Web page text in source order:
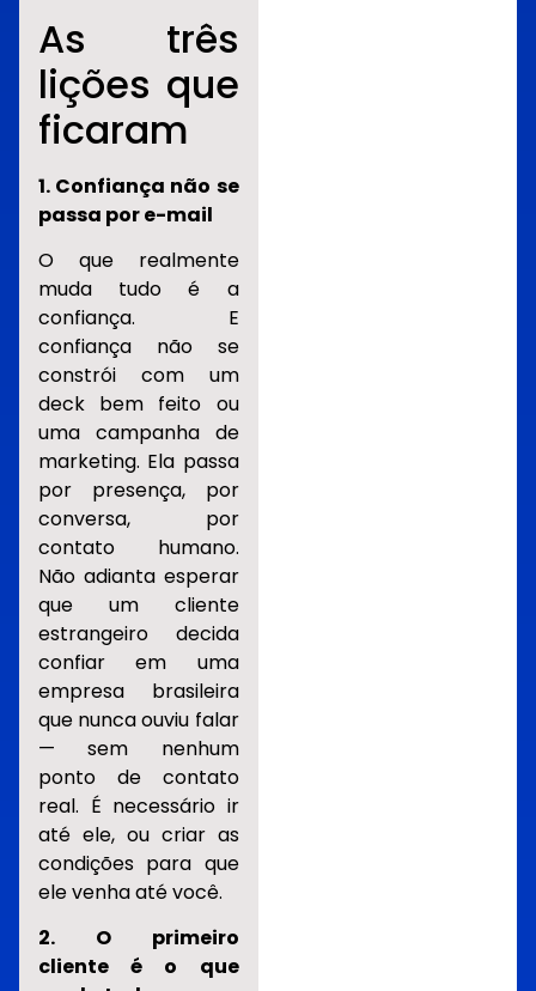
As três
lições que
ficaram
1. Confiança não se
passa por e-mail
O que realmente
muda tudo é a
confiança. E
confiança não se
constrói com um
deck bem feito ou
uma campanha de
marketing. Ela passa
por presença, por
conversa, por
contato humano.
Não adianta esperar
que um cliente
estrangeiro decida
confiar em uma
empresa brasileira
que nunca ouviu falar
— sem nenhum
ponto de contato
real. É necessário ir
até ele, ou criar as
condições para que
ele venha até você.
2. O primeiro
cliente é o que